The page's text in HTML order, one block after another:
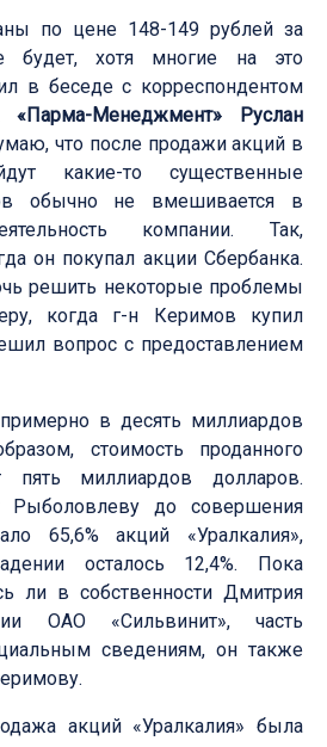
по цене 148-149 рублей за
будет, хотя многие на это
в беседе с корреспондентом
«Парма-Менеджмент» Руслан
что после продажи акций в
какие-то существенные
обычно не вмешивается в
компании. Так,
он покупал акции Сбербанка.
решить некоторые проблемы
когда г-н Керимов купил
вопрос с предоставлением
в десять миллиардов
стоимость проданного
пять миллиардов долларов.
Рыболовлеву до совершения
65,6% акций «Уралкалия»,
осталось 12,4%. Пока
ли в собственности Дмитрия
ОАО «Сильвинит», часть
сведениям, он также
акций «Уралкалия» была